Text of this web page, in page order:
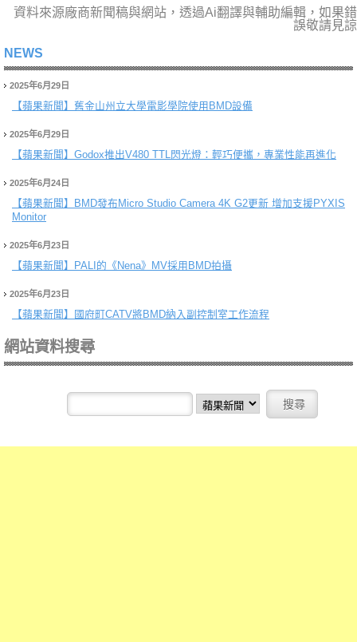
資料來源廠商新聞稿與網站，透過Ai翻譯與輔助編輯，如果錯
誤敬請見諒
NEWS
2025年6月29日
【蘋果新聞】 舊金山州立大學電影學院使用BMD設備
2025年6月29日
【蘋果新聞】 Godox推出V480 TTL閃光燈：輕巧便攜，專業性能再進化
2025年6月24日
【蘋果新聞】
BMD發布Micro Studio Camera 4K G2更新 增加支援PYXIS
Monitor
2025年6月23日
【蘋果新聞】 PALI的《Nena》MV採用BMD拍攝
2025年6月23日
【蘋果新聞】 國府町CATV將BMD納入副控制室工作流程
網站資料搜尋